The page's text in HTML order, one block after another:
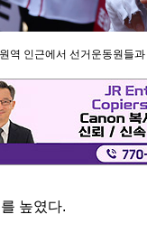
인근에서 선거운동원들과
높였다.